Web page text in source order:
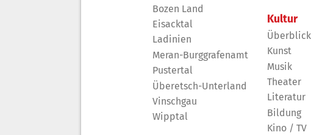
Bozen Land
Eisacktal
Ladinien
Meran-Burggrafenamt
Pustertal
Überetsch-Unterland
Vinschgau
Wipptal
Kultur
Überblick
Kunst
Musik
Theater
Literatur
Bildung
Kino / TV